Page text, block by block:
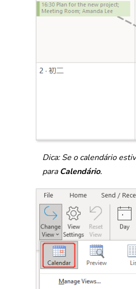
Dica: Se o calendário
para Calendário.